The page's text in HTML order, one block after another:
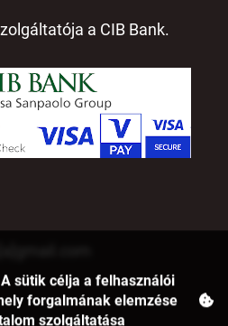
a CIB Bank.
sütik célja a felhasználói
forgalmának elemzése
szolgáltatása